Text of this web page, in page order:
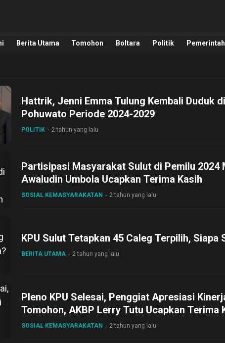
Utara, Kawanua, Politik, Pemerintahan, Hukum
Berita Utama Tomohon Boltara Politik
Hattrik, Jenni Emma Tulung Kembali Duduk
Pohuwato Periode 2024-2029
POLITIK 2 tahun yang lalu
Partisipasi Masyarakat Sulut di Pemilu 2024
Awaludin Umbola Ucapkan Terima Kasih
SOSIAL KEMASYARAKATAN 2 tahun yang lalu
KPU Sulut Tetapkan 45 Caleg Terpilih, Siapa
BERITA UTAMA 2 tahun yang lalu
Pleno KPU Selesai, Penggiat Apresiasi
Tomohon, AKBP Lerry Tutu Ucapkan Terima
SOSIAL KEMASYARAKATAN 2 tahun yang lalu